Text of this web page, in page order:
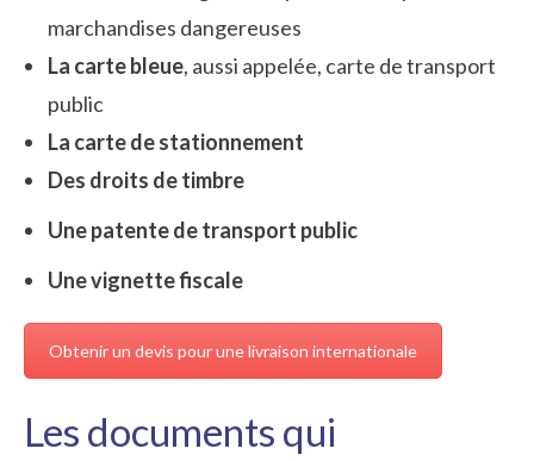
marchandises dangereuses
La carte bleue, aussi appelée, carte de transport
public
La carte de stationnement
Des droits de timbre
Une patente de transport public
Une vignette fiscale
Obtenir un devis pour une livraison internationale
Les documents qui